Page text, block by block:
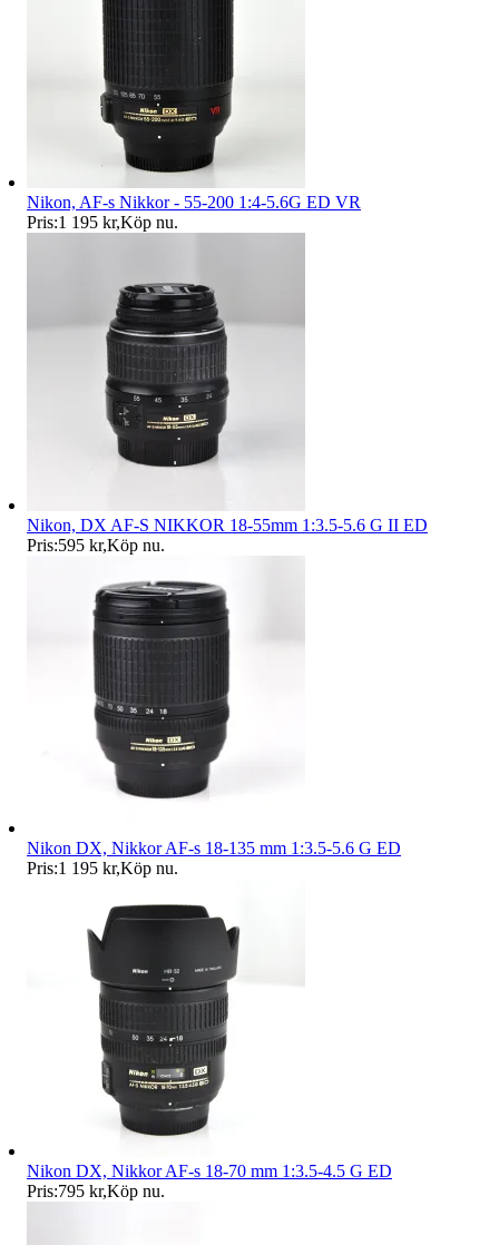
Nikon, AF-s Nikkor - 55-200 1:4-5.6G ED VR
Pris:1 195 kr,Köp nu.
Nikon, DX AF-S NIKKOR 18-55mm 1:3.5-5.6 G II ED
Pris:595 kr,Köp nu.
Nikon DX, Nikkor AF-s 18-135 mm 1:3.5-5.6 G ED
Pris:1 195 kr,Köp nu.
Nikon DX, Nikkor AF-s 18-70 mm 1:3.5-4.5 G ED
Pris:795 kr,Köp nu.